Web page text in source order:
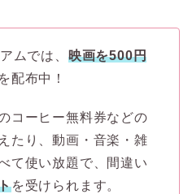
ムでは、 映画を500円
を配布中！
コーヒー無料券などの
たり、動画・音楽・雑
て使い放題で、間違い
を受けられます。